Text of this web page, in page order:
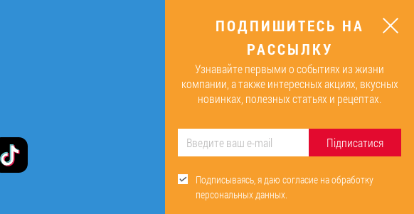
ПОДПИШИТЕСЬ НА
РАССЫЛКУ
Узнавайте первыми о событиях из жизни
компании, а также интересных акциях, вкусных
новинках, полезных статьях и рецептах.
Підписатися
Подписываясь, я даю согласие на обработку
персональных данных.